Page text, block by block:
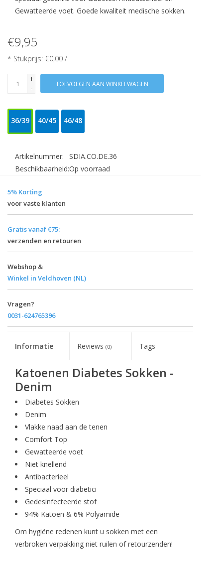
Gewatteerde voet. Goede kwaliteit medische sokken.
€9,95
* Stukprijs: €0,00 /
+
-
TOEVOEGEN AAN WINKELWAGEN
36/39 40/45 46/48
Artikelnummer:
SDIA.CO.DE.36
Beschikbaarheid:Op voorraad
5% Korting
voor vaste klanten
Gratis vanaf €75:
verzenden en retouren
Webshop &
Winkel in Veldhoven (NL)
Vragen?
0031-624765396
Informatie Reviews(0) Tags
Katoenen Diabetes Sokken -
Denim
Diabetes Sokken
Denim
Vlakke naad aan de tenen
Comfort Top
Gewatteerde voet
Niet knellend
Antibacterieel
Speciaal voor diabetici
Gedesinfecteerde stof
94% Katoen & 6% Polyamide
Om hygiëne redenen kunt u sokken met een
verbroken verpakking niet ruilen of retourzenden!